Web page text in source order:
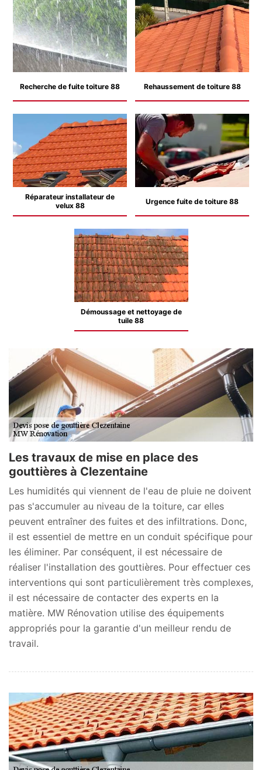
Recherche de fuite toiture 88 Rehaussement de toiture 88
Réparateur installateur de
velux 88
Urgence fuite de toiture 88
Démoussage et nettoyage de
tuile 88
Les travaux de mise en place des
gouttières à Clezentaine
Les humidités qui viennent de l'eau de pluie ne doivent
pas s'accumuler au niveau de la toiture, car elles
peuvent entraîner des fuites et des infiltrations. Donc,
il est essentiel de mettre en un conduit spécifique pour
les éliminer. Par conséquent, il est nécessaire de
réaliser l'installation des gouttières. Pour effectuer ces
interventions qui sont particulièrement très complexes,
il est nécessaire de contacter des experts en la
matière. MW Rénovation utilise des équipements
appropriés pour la garantie d'un meilleur rendu de
travail.